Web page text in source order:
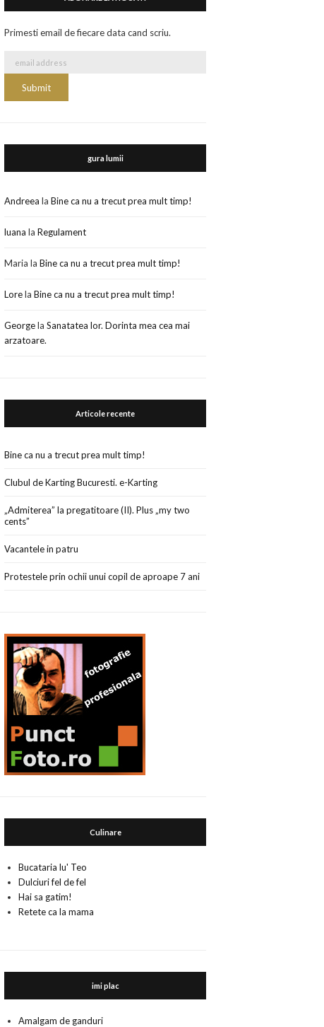
Primesti email de fiecare data cand scriu.
gura lumii
Andreea laBine ca nu a trecut prea mult timp!
luana laRegulament
Maria laBine ca nu a trecut prea mult timp!
LorelaBine ca nu a trecut prea mult timp!
GeorgelaSanatatea lor. Dorinta mea cea mai
arzatoare.
Articole recente
Bine ca nu a trecut prea mult timp!
Clubul de Karting Bucuresti. e-Karting
„Admiterea” la pregatitoare (II). Plus „my two
cents”
Vacantele in patru
Protestele prin ochii unui copil de aproape 7 ani
Culinare
Bucataria lu' Teo
Dulciuri fel de fel
Hai sa gatim!
Retete ca la mama
imi plac
Amalgam de ganduri